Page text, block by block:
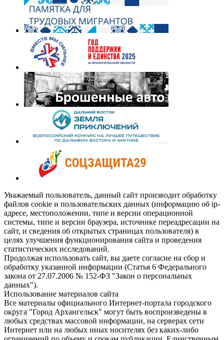
Уважаемый пользователь, данный сайт производит обработку
файлов cookie и пользовательских данных (информацию об ip-
адресе, местоположении, типе и версии операционной
системы, типе и версии браузера, источнике переадресации на
сайт, и сведения об открытых страницах пользователя) в
целях улучшения функционирования сайта и проведения
статистических исследований.
Продолжая использовать сайт, вы даете согласие на сбор и
обработку указанной информации (Статья 6 Федерального
закона от 27.07.2006 № 152-ФЗ "Закон о персональных
данных").
Использование материалов сайта
Все материалы официального Интернет-портала городского
округа "Город Архангельск" могут быть воспроизведены в
любых средствах массовой информации, на серверах сети
Интернет или на любых иных носителях без каких-либо